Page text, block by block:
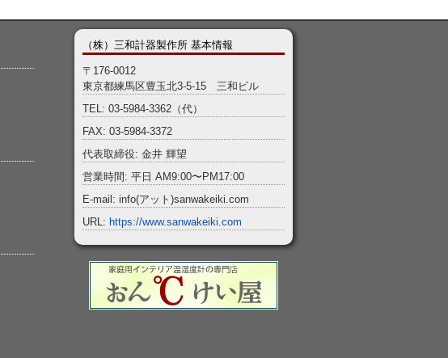
（株）三和計器製作所 基本情報
〒176-0012
東京都練馬区豊玉北3-5-15 三和ビル
TEL: 03-5984-3362（代）
FAX: 03-5984-3372
代表取締役: 金井 輝望
営業時間: 平日 AM9:00〜PM17:00
E-mail: info(アット)sanwakeiki.com
URL: https://www.sanwakeiki.com